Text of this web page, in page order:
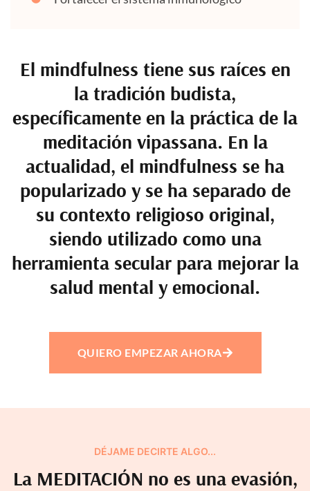
El mindfulness tiene sus raíces en
la tradición budista,
específicamente en la práctica de la
meditación vipassana. En la
actualidad, el mindfulness se ha
popularizado y se ha separado de
su contexto religioso original,
siendo utilizado como una
herramienta secular para mejorar la
salud mental y emocional.
QUIERO EMPEZAR AHORA
DÉJAME DECIRTE ALGO...
La MEDITACIÓN no es una evasión,